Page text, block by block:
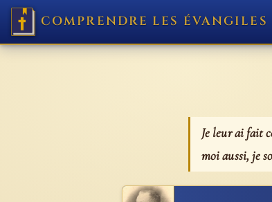
COMPRENDRE LES ÉVANGILES
Je leur ai fait
moi aussi, je